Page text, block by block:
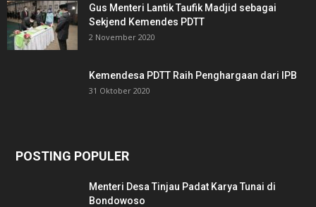
Gus Menteri Lantik Taufik Madjid sebagai
Sekjend Kemendes PDTT
2 November 2020
Kemendesa PDTT Raih Penghargaan dari IPB
31 Oktober 2020
POSTING POPULER
Menteri Desa Tinjau Padat Karya Tunai di
Bondowoso